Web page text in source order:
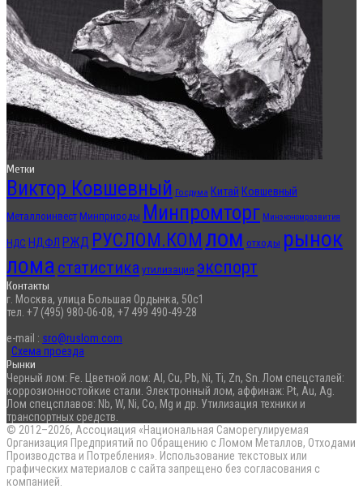
Метки
Виктор Ковшевный Госдума Китай Ковшевный
Металлоинвест Минприроды Минпромторг Минэкономразвития
НДС НДФЛ РЖД РУСЛОМ.КОМ лом отходы рынок
лома статистика утилизация экспорт
Контакты
г. Москва, улица Большая Ордынка, 50с1
тел. +7 (495) 980-06-08, +7 499 490-49-28
e-mail : sro@ruslom.com
Схема проезда
Рынки
Черный лом: Fe. Цветной лом: Al, Cu, Pb, Ni, Ti, Zn, Sn. Лом спецсталей:
коррозионностойкие стали. Электронный лом, аффинаж: Pt, Au, Ag.
Лом спецсплавов: Nb, W, Ni, Co, Mg и др. Утилизация техники и
транспортных средств.
© 2012–2026, Ассоциация «Национальная Саморегулируемая
Организация Предприятий по Обращению с Ломом Металлов, Отходами
Производства и Потребления». Использование текстовых или
графических материалов с сайта запрещено без согласования с
компанией.